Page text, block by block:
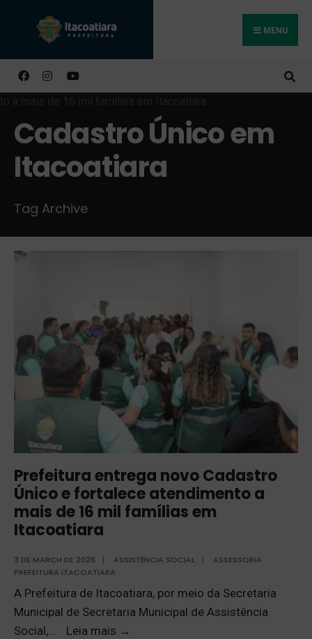
MENU
Cadastro Único em
Itacoatiara
Tag Archive
Prefeitura entrega novo Cadastro
Único e fortalece atendimento a
mais de 16 mil famílias em
Itacoatiara
3 DE MARCH DE 2026 | ASSISTÊNCIA SOCIAL |
ASSESSORIA
PREFEITURA ITACOATIARA
A Prefeitura de Itacoatiara, por meio da Secretaria
Municipal de Secretaria Municipal de Assistência
Social,... Leia mais →
Buscar